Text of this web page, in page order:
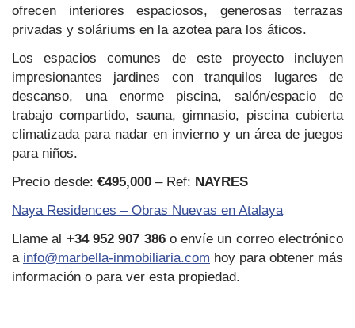
ofrecen interiores espaciosos, generosas terrazas
privadas y soláriums en la azotea para los áticos.
Los espacios comunes de este proyecto incluyen
impresionantes jardines con tranquilos lugares de
descanso, una enorme piscina, salón/espacio de
trabajo compartido, sauna, gimnasio, piscina cubierta
climatizada para nadar en invierno y un área de juegos
para niños.
Precio desde: €495,000 – Ref: NAYRES
Naya Residences – Obras Nuevas en Atalaya
Llame al +34 952 907 386o envíe un correo electrónico
a info@marbella-inmobiliaria.com hoy para obtener más
información o para ver esta propiedad.